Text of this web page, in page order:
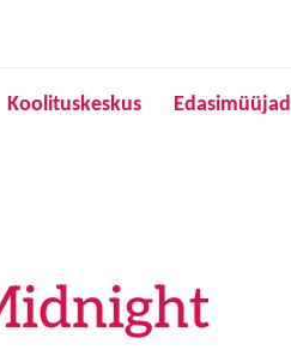
Koolituskeskus Edasimüüjad